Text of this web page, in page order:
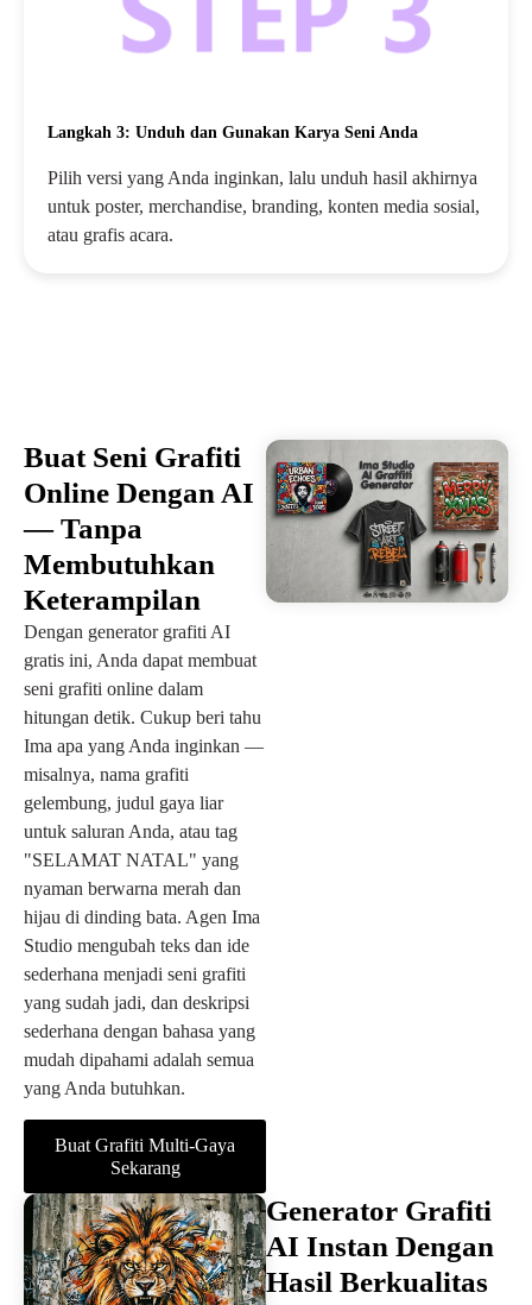
Langkah 3: Unduh dan Gunakan Karya Seni Anda
Pilih versi yang Anda inginkan, lalu unduh hasil akhirnya
untuk poster, merchandise, branding, konten media sosial,
atau grafis acara.
Buat Seni Grafiti
Online Dengan AI
— Tanpa
Membutuhkan
Keterampilan
Dengan generator grafiti AI
gratis ini, Anda dapat membuat
seni grafiti online dalam
hitungan detik. Cukup beri tahu
Ima apa yang Anda inginkan —
misalnya, nama grafiti
gelembung, judul gaya liar
untuk saluran Anda, atau tag
"SELAMAT NATAL" yang
nyaman berwarna merah dan
hijau di dinding bata. Agen Ima
Studio mengubah teks dan ide
sederhana menjadi seni grafiti
yang sudah jadi, dan deskripsi
sederhana dengan bahasa yang
mudah dipahami adalah semua
yang Anda butuhkan.
Buat Grafiti Multi-Gaya
Sekarang
Generator Grafiti
AI Instan Dengan
Hasil Berkualitas